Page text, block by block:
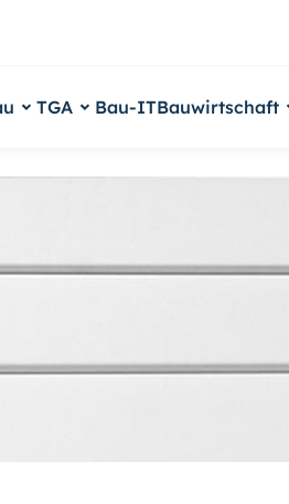
TGA Bau-ITBauwirtschaft